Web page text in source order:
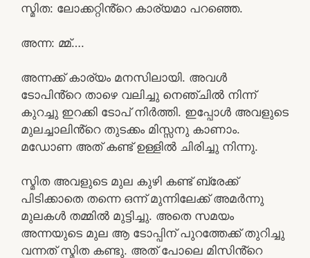
സ്മിത: ലോക്കറ്റിൻ്റെ കാര്യമാ പറഞ്ഞെ.
അന്ന: മ്മ്….
അന്നക്ക് കാര്യം മനസിലായി. അവൾ
ടോപിൻ്റെ താഴെ വലിച്ചു നെഞ്ചിൽ നിന്ന്
കുറച്ചു ഇറക്കി ടോപ് നിർത്തി. ഇപ്പോൾ അവളുടെ
മുലച്ചാലിൻ്റെ തുടക്കം മിസ്സനു കാണാം.
മഡോണ അത് കണ്ട് ഉള്ളിൽ ചിരിച്ചു നിന്നു.
സ്മിത അവളുടെ മുല കുഴി കണ്ട് ബ്രേക്ക്
പിടിക്കാതെ തന്നെ ഒന്ന് മുന്നിലേക്ക് അമർന്നു
മുലകൾ തമ്മിൽ മുട്ടിച്ചു. അതെ സമയം
അന്നയുടെ മുല ആ ടോപ്പിന് പുറത്തേക്ക് തുറിച്ചു
വന്നത് സ്മിത കണ്ടു. അത് പോലെ മിസിൻ്റെ